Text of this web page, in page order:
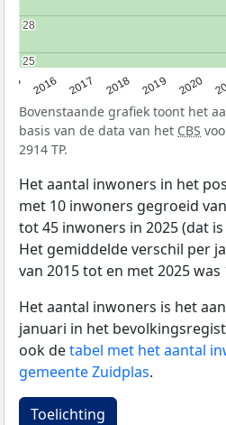
2016 2017 2018 2019 2020
25
25
28
28
Bovenstaande grafiek toont het
basis van de data van het CBS
2914 TP.
Het aantal inwoners in het
met 10 inwoners gegroeid
tot 45 inwoners in 2025 (dat
Het gemiddelde verschil per
van 2015 tot en met 2025 was
Het aantal inwoners is het
januari in het
ook detabel met het aantal
gemeente Zuidplas.
Toelichting